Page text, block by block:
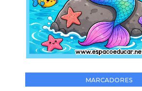
MARCADORES